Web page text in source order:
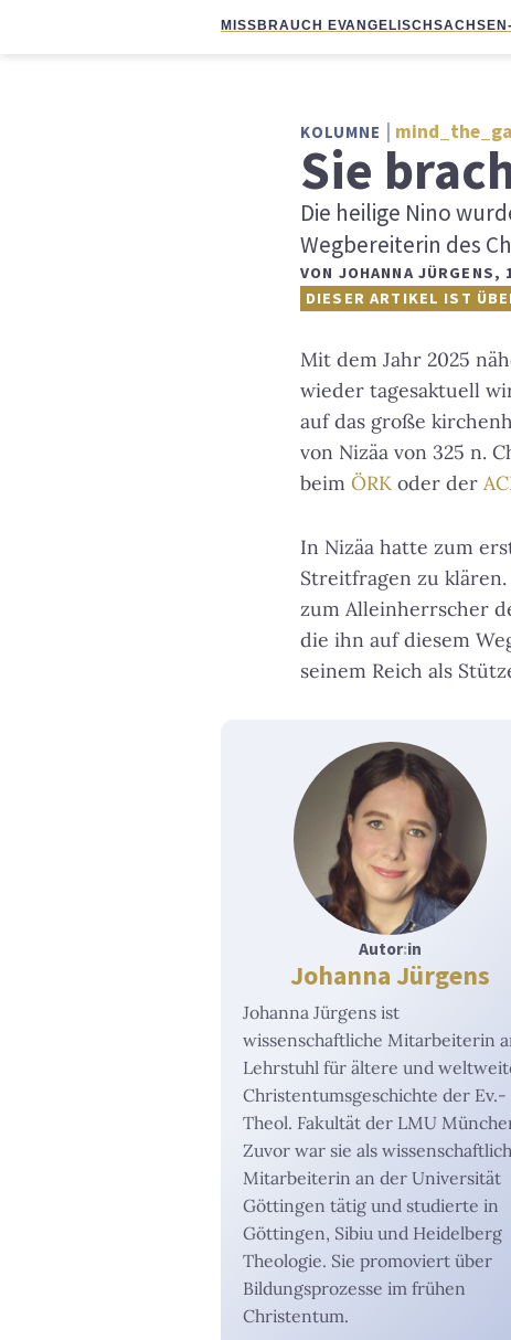
MISSBRAUCH EVANGELISCH
KOLUMNE
Sie
Die heilige Nino
Wegbereiterin des
VON JOHANNA JÜRGENS,
DIESER ARTIKEL IST
Mit dem Jahr 2025
wieder tagesaktuell
auf das große
von Nizäa von 325 n.
beim ÖRK oder der
In Nizäa hatte zum
Streitfragen zu
zum Alleinherrscher
die ihn auf diesem
seinem Reich als
Autor:in
Johanna Jürgens
Johanna Jürgens ist
wissenschaftliche Mitarbeiterin
Lehrstuhl für ältere und
Christentumsgeschichte der Ev.-
Theol. Fakultät der LMU
Zuvor war sie als
Mitarbeiterin an der Universität
Göttingen tätig und studierte in
Göttingen, Sibiu und Heidelberg
Theologie. Sie promoviert über
Bildungsprozesse im frühen
Christentum.